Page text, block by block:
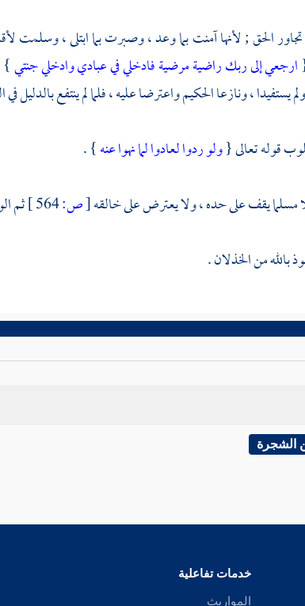
الحق ; لأنها آمنت بما وعد ، وصبرت بما ابتلى ، وسلمت
ارجعي إلى ربك راضية مرضية فادخلي في عبادي وادخلي جنتي}
يستفيدا ، ونازعا الحكيم واعترضا عليه ، فلما لم ينتفع بالدليل
قوله تعالى {ولو ردوا لعادوا لما نهوا عنه} .
مسلما يقف على حده ، ولا يعترض على خالقه[ص:
ثم
بالله من الخذلان .
الشجرة
خدمات تفاعلية
المواريث